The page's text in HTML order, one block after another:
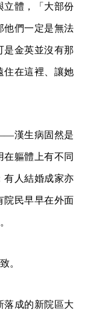
立體，「大部份
他們一定是無法
是金英並沒有那
住在這裡、讓她
漢生病固然是
軀體上有不同
有人結婚成家亦
院民早早在外面
。
落成的新院區大